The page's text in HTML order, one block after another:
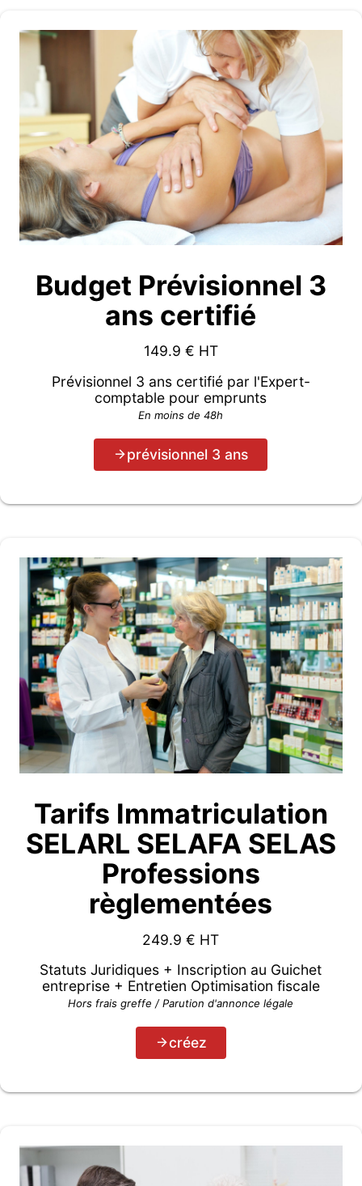
Budget Prévisionnel 3
ans certifié
149.9 € HT
Prévisionnel 3 ans certifié par l'Expert-
comptable pour emprunts
En moins de 48h
prévisionnel 3 ans
Tarifs Immatriculation
SELARL SELAFA SELAS
Professions
règlementées
249.9 € HT
Statuts Juridiques + Inscription au Guichet
entreprise + Entretien Optimisation fiscale
Hors frais greffe / Parution d'annonce légale
créez